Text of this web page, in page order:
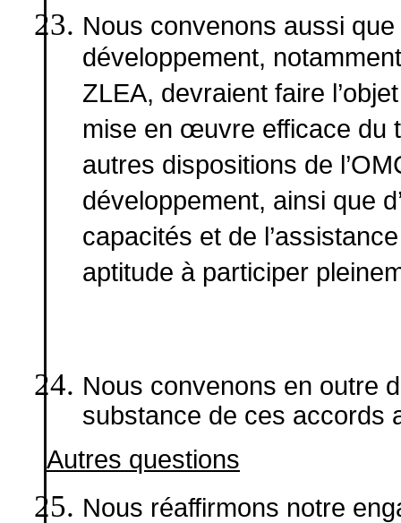
Nous convenons aussi
développement,
ZLEA, devraient faire
mise en œuvre efficace du
autres dispositions de
développement, ainsi que
capacités et de
aptitude à participer
Nous convenons en outre
substance de ces accords
Autres questions
Nous réaffirmons notre